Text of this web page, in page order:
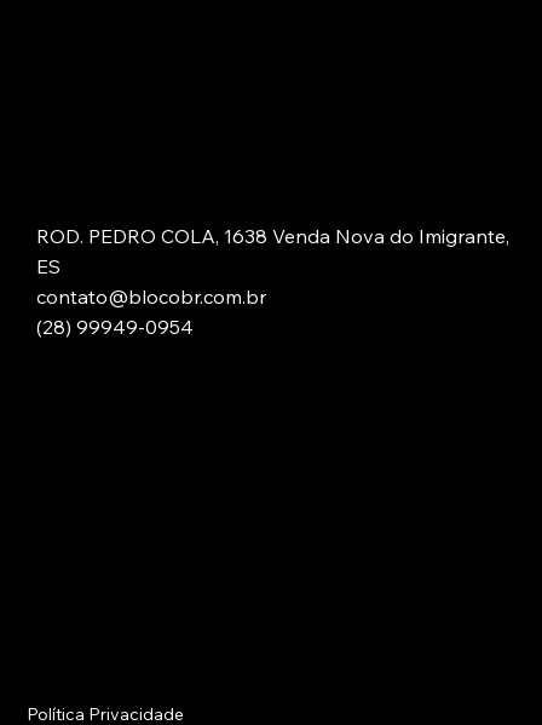
ROD. PEDRO COLA, 1638 Venda Nova do Imigrante,
ES
contato@blocobr.com.br
(28) 99949-0954
Política Privacidade